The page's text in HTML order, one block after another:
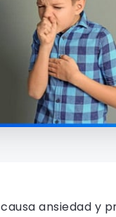
causa ansiedad y